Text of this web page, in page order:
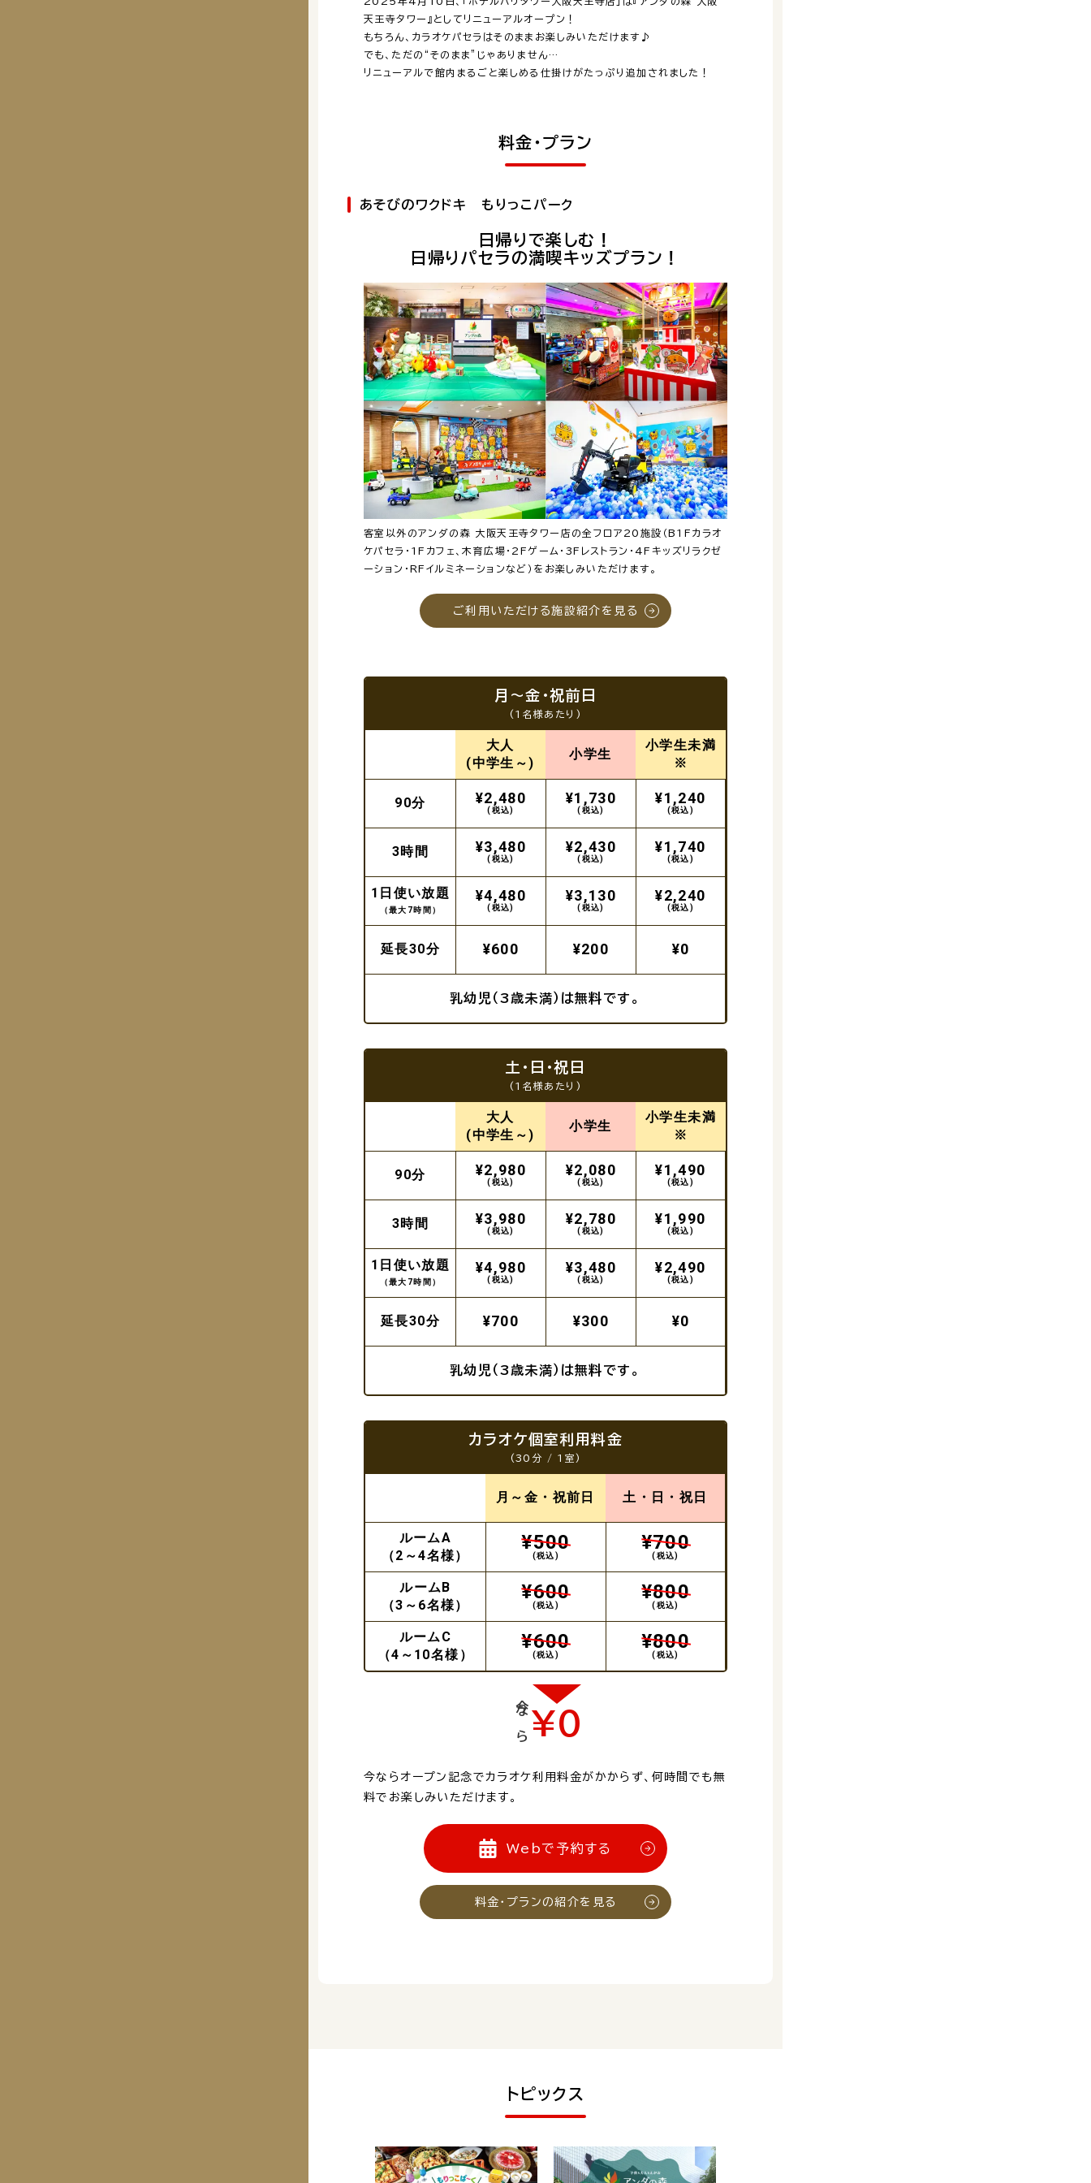
天王寺タワー』としてリニューアルオープン！
もちろん、カラオケパセラはそのままお楽しみいただけます♪
でも、ただの“そのまま”じゃありません…
リニューアルで館内まるごと楽しめる仕掛けがたっぷり追加されました！
料金・プラン
あそびのワクドキ もりっこパーク
日帰りで楽しむ！
日帰りパセラの満喫キッズプラン！
客室以外のアンダの森 大阪天王寺タワー店の全フロア20施設（B1Fカラオ
ケパセラ・1Fカフェ、木育広場・2Fゲーム・3Fレストラン・4Fキッズリラクゼ
ーション・RFイルミネーションなど）をお楽しみいただけます。
ご利用いただける施設紹介を見る
月～金・祝前日
(1名様あたり)
大人
(中学生～)
小学生
小学生未満
※
90分 ¥2,480
(税込)
¥1,730
(税込)
¥1,240
(税込)
3時間 ¥3,480
(税込)
¥2,430
(税込)
¥1,740
(税込)
1日使い放題
（最大7時間）
¥4,480
(税込)
¥3,130
(税込)
¥2,240
(税込)
延長30分 ¥600 ¥200 ¥0
乳幼児（3歳未満）は無料です。
土・日・祝日
(1名様あたり)
大人
(中学生～)
小学生
小学生未満
※
90分 ¥2,980
(税込)
¥2,080
(税込)
¥1,490
(税込)
3時間 ¥3,980
(税込)
¥2,780
(税込)
¥1,990
(税込)
1日使い放題
（最大7時間）
¥4,980
(税込)
¥3,480
(税込)
¥2,490
(税込)
延長30分 ¥700 ¥300 ¥0
乳幼児（3歳未満）は無料です。
カラオケ個室利用料金
(30分 / 1室)
月～金・祝前日 土・日・祝日
ルームA
（2～4名様）
¥500
(税込)
¥700
(税込)
ルームB
（3～6名様）
¥600
(税込)
¥800
(税込)
ルームC
（4～10名様）
¥600
(税込)
¥800
(税込)
今なら¥0
今ならオープン記念でカラオケ利用料金がかからず、何時間でも無
料でお楽しみいただけます。
Webで予約する
料金・プランの紹介を見る
トピックス